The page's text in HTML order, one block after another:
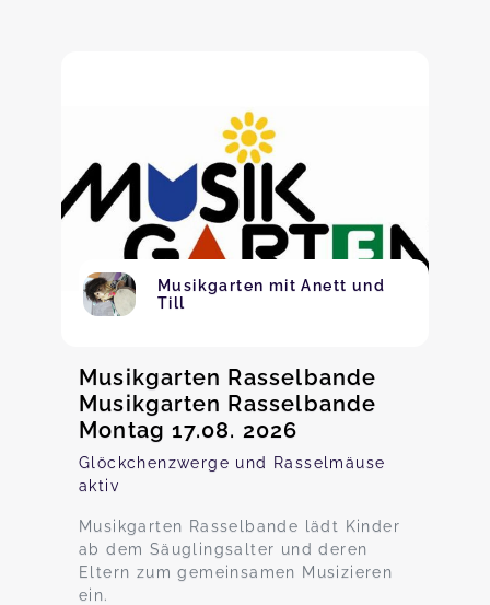
Musikgarten mit Anett und
Till
Musikgarten Rasselbande
Musikgarten Rasselbande
Montag 17.08. 2026
Glöckchenzwerge und Rasselmäuse
aktiv
Musikgarten Rasselbande lädt Kinder
ab dem Säuglingsalter und deren
Eltern zum gemeinsamen Musizieren
ein.